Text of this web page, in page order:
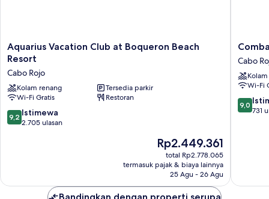
Aquarius
Vacation
at
Boqueron
Beach
Resort
Cabo
Aquarius Vacation Club at Boqueron Beach
Resort
Cabo Rojo
Kolam renang
Tersedia parkir
Wi-Fi Gratis
Restoran
9.2
dari
9,2 Istimewa
2.705 ulasan
Harga
sekarang
Rp2.449.361
Rp2.449.361
total Rp2.778.065
termasuk pajak & biaya lainnya
25 Agu - 26 Agu
Beach
Resort
Cabo
Rojo
Cabo
Wi-Fi
9.0
dari
9,0
731
Bandingkan dengan properti serupa